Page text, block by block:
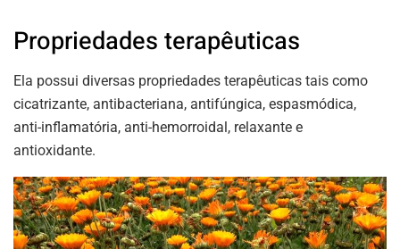
Propriedades terapêuticas
Ela possui diversas propriedades terapêuticas tais como
cicatrizante, antibacteriana, antifúngica, espasmódica,
anti-inflamatória, anti-hemorroidal, relaxante e
antioxidante.